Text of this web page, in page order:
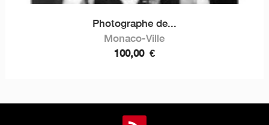
Photographe de...
Monaco-Ville
100,00 €